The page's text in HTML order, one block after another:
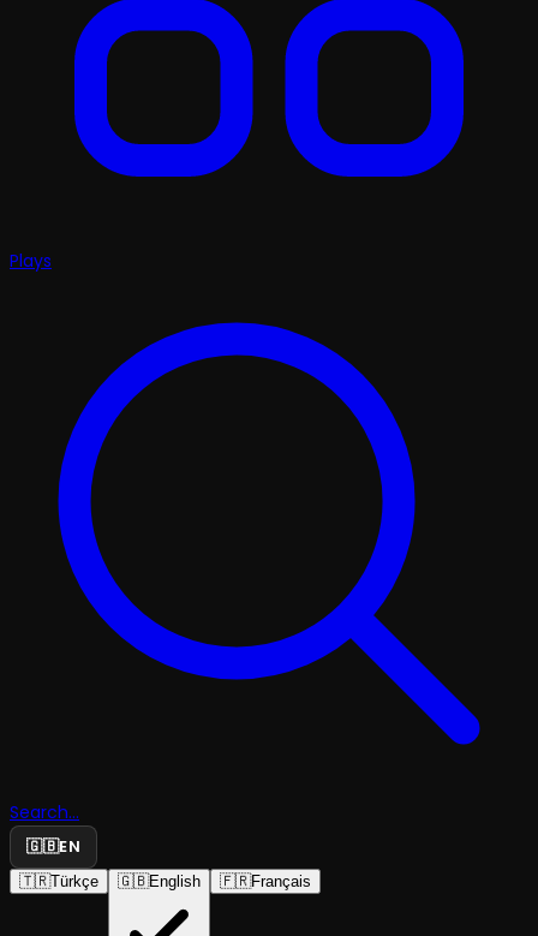
Plays
Search...
🇬🇧EN
🇹🇷Türkçe 🇬🇧English 🇫🇷Français